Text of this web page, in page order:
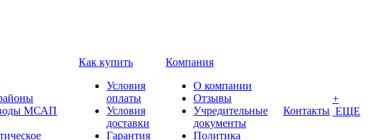
МСАП
Как купить
Условия
оплаты
Условия
доставки
Гарантия
Компания
О компании
Отзывы
Учредительные
документы
Политика
Контакты
+
ЕЩЕ